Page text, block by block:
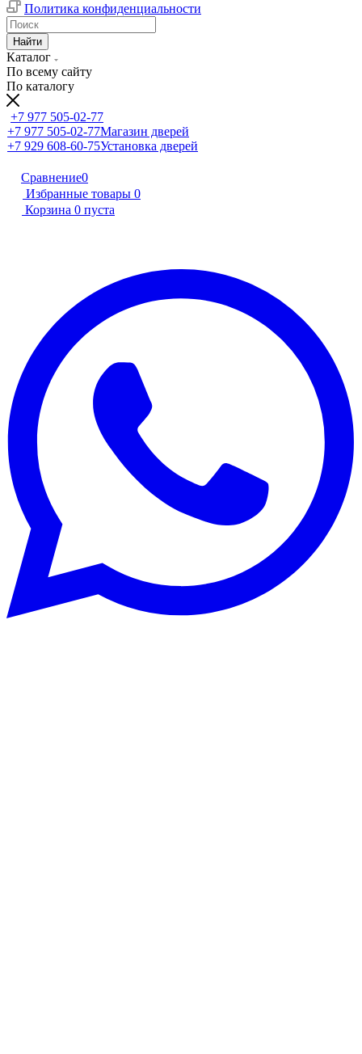
Политика конфиденциальности
Найти
Каталог
По всему сайту
По каталогу
+7 977 505-02-77
+7 977 505-02-77Магазин дверей
+7 929 608-60-75Установка дверей
Сравнение0
Избранные товары 0
Корзина 0 пуста